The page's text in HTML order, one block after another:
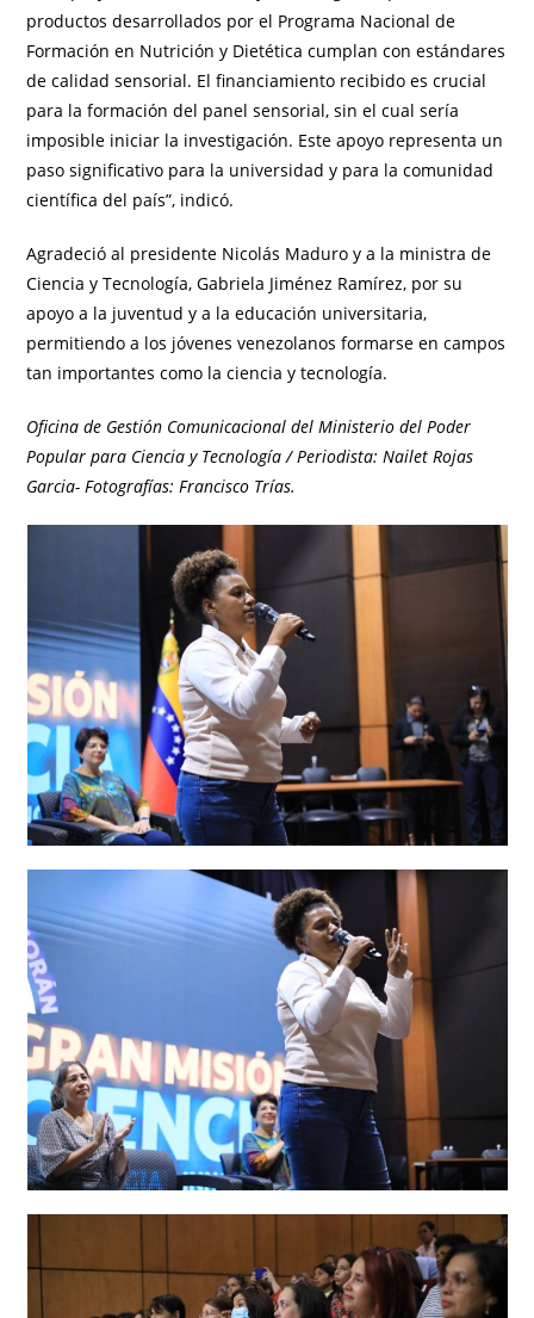
productos desarrollados por el Programa Nacional de
Formación en Nutrición y Dietética cumplan con estándares
de calidad sensorial. El financiamiento recibido es crucial
para la formación del panel sensorial, sin el cual sería
imposible iniciar la investigación. Este apoyo representa un
paso significativo para la universidad y para la comunidad
científica del país”, indicó.
Agradeció al presidente Nicolás Maduro y a la ministra de
Ciencia y Tecnología, Gabriela Jiménez Ramírez, por su
apoyo a la juventud y a la educación universitaria,
permitiendo a los jóvenes venezolanos formarse en campos
tan importantes como la ciencia y tecnología.
Oficina de Gestión Comunicacional del Ministerio del Poder
Popular para Ciencia y Tecnología / Periodista: Nailet Rojas
Garcia- Fotografías: Francisco Trías.